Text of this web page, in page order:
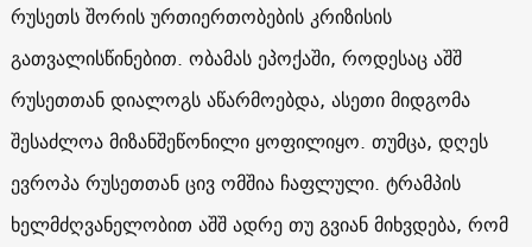
რუსეთს შორის ურთიერთობების კრიზისის
გათვალისწინებით. ობამას ეპოქაში, როდესაც აშშ
რუსეთთან დიალოგს აწარმოებდა, ასეთი მიდგომა
შესაძლოა მიზანშეწონილი ყოფილიყო. თუმცა, დღეს
ევროპა რუსეთთან ცივ ომშია ჩაფლული. ტრამპის
ხელმძღვანელობით აშშ ადრე თუ გვიან მიხვდება, რომ